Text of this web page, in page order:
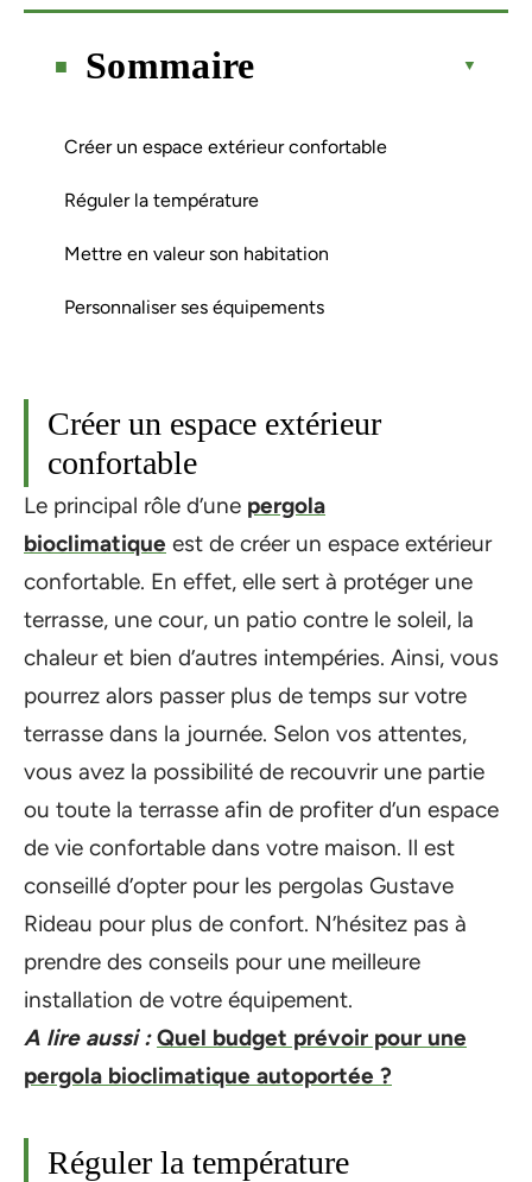
Sommaire
Créer un espace extérieur confortable
Réguler la température
Mettre en valeur son habitation
Personnaliser ses équipements
Créer un espace extérieur
confortable
Le principal rôle d’une pergola
bioclimatique est de créer un espace extérieur
confortable. En effet, elle sert à protéger une
terrasse, une cour, un patio contre le soleil, la
chaleur et bien d’autres intempéries. Ainsi, vous
pourrez alors passer plus de temps sur votre
terrasse dans la journée. Selon vos attentes,
vous avez la possibilité de recouvrir une partie
ou toute la terrasse afin de profiter d’un espace
de vie confortable dans votre maison. Il est
conseillé d’opter pour les pergolas Gustave
Rideau pour plus de confort. N’hésitez pas à
prendre des conseils pour une meilleure
installation de votre équipement.
A lire aussi : Quel budget prévoir pour une
pergola bioclimatique autoportée ?
Réguler la température